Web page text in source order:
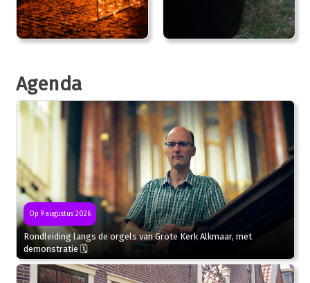
Agenda
Op 9 augustus 2026
Rondleiding langs de orgels van Grote Kerk Alkmaar, met
demonstratie 🗓